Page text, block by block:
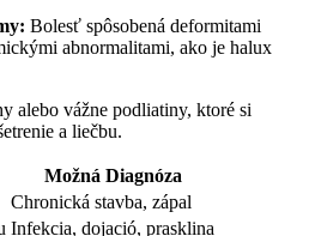
Bolesť spôsobená deformitami
abnormalitami, ako je halux
alebo vážne podliatiny, ktoré si
a liečbu.
Možná Diagnóza
Chronická stavba, zápal
Infekcia, dojació, prasklina